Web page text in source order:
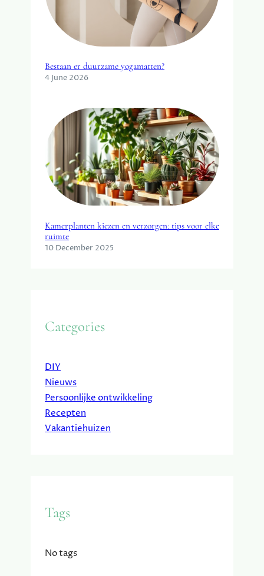
Bestaan er duurzame yogamatten?
4 June 2026
Kamerplanten kiezen en verzorgen: tips voor elke
ruimte
10 December 2025
Categories
DIY
Nieuws
Persoonlijke ontwikkeling
Recepten
Vakantiehuizen
Tags
No tags